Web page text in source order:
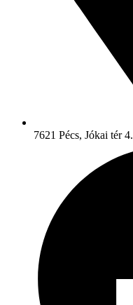
7621 Pécs, Jókai tér 4.